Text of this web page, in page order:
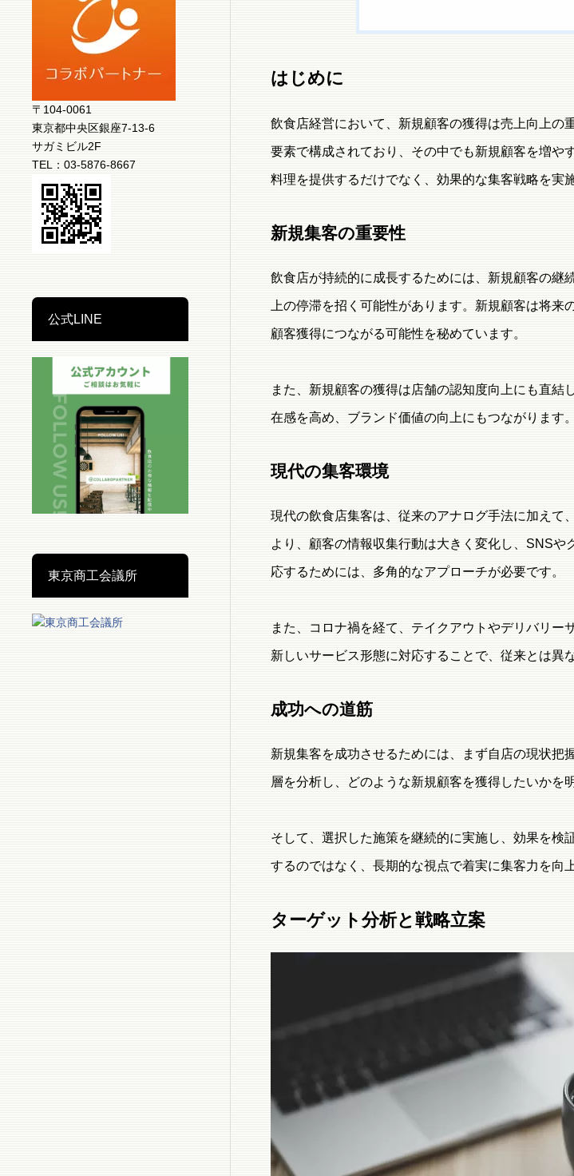
はじめに
飲食店経営において、新規顧客の獲得は売上向上の
要素で構成されており、その中でも新規顧客を増や
料理を提供するだけでなく、効果的な集客戦略を実
新規集客の重要性
飲食店が持続的に成長するためには、新規顧客の継
上の停滞を招く可能性があります。新規顧客は将
顧客獲得につながる可能性を秘めています。
また、新規顧客の獲得は店舗の認知度向上にも直
在感を高め、ブランド価値の向上にもつながります
現代の集客環境
現代の飲食店集客は、従来のアナログ手法に加えて
より、顧客の情報収集行動は大きく変化し、SNS
応するためには、多角的なアプローチが必要です。
また、コロナ禍を経て、テイクアウトやデリバリ
新しいサービス形態に対応することで、従来とは異
成功への道筋
新規集客を成功させるためには、まず自店の現状把
層を分析し、どのような新規顧客を獲得したいかを
そして、選択した施策を継続的に実施し、効果を
するのではなく、長期的な視点で着実に集客力を向
ターゲット分析と戦略立案
〒104-0061
東京都中央区銀座7-13-6
サガミビル2F
TEL：03-5876-8667
公式LINE
東京商工会議所